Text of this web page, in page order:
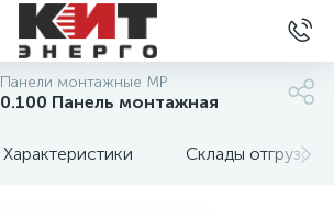
Панели монтажные MP
Панель монтажная
Характеристики Склады отгрузок